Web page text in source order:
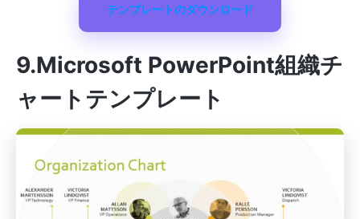
テンプレートのダウンロード
9.Microsoft PowerPoint組織チ
ャートテンプレート